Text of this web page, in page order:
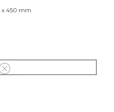
450 mm